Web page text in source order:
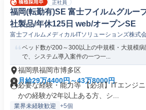
正社員
福岡(転勤有)SE 富士フイルムグルー
社製品/年休125日 web/オープンSE
富士フイルムメディカルITソリューションズ株式
ベッド数が200～300以上の中規模・大規模
で、システム導入案件の一つ一...
福岡県福岡市博多区
月給29万4400円～43万8000円
必要な経験・能力等 【必須】ITエンジ
かの経験が2年以上ある方、シ...
業界未経験歓迎 +5個